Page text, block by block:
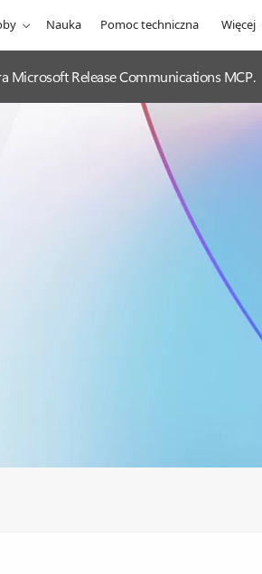
Nauka Pomoc techniczna Więcej
Microsoft Release Communications MCP.